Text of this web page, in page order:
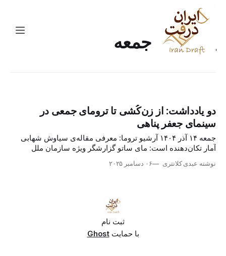
یادداشت جمعه
دو یادداشت: از زن‌کُشی تا ترومای جمعی در
سینمای جعفر پناهی
جمعه ۱۴ آذر ۱۴۰۴ آرشیو تروما: معرفی مقاله‌ی سیاوش شهابی
آمار تکان‌دهنده است: مای ساتو گزارشگر ویژه سازمان ملل
ثبت شده است. آمار سال جاری هم همین روند را نشان می‌دهند.
نوشته عبدی کلانتری ۰۶ دسامبر ۲۰۲۵
ثبت نام
با حمایتGhost